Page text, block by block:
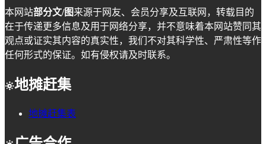
本网站部分文/图来源于网友、会员分享及互联网，转载目的
在于传递更多信息及用于网络分享，并不意味着本网站赞同其
观点或证实其内容的真实性，我们不对其科学性、严肃性等作
任何形式的保证。如有侵权请及时联系。
地摊赶集
地摊赶集表